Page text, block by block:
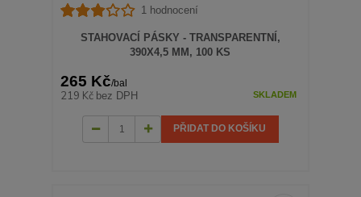
1 hodnocení
STAHOVACÍ PÁSKY - TRANSPARENTNÍ,
390X4,5 MM, 100 KS
265 Kč/bal
219 Kč bez DPH SKLADEM
PŘIDAT DO KOŠÍKU